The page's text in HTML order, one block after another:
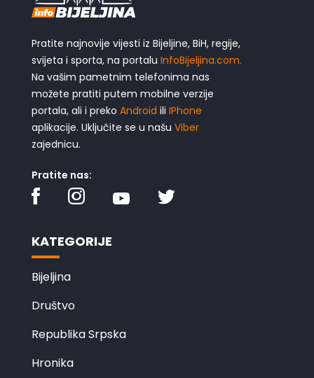
Pratite najnovije vijesti iz Bijeljine, BiH, regije,
svijeta i sporta, na portalu InfoBijeljina.com.
Na vašim pametnim telefonima nas
možete pratiti putem mobilne verzije
portala, ali i preko Android ili IPhone
aplikacije. Uključite se u našu Viber
zajednicu.
Pratite nas:
KATEGORIJE
Bijeljina
Društvo
Republika Srpska
Hronika